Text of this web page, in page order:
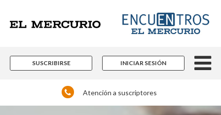
SUSCRIBIRSE INICIAR SESIÓN
Atención a suscriptores